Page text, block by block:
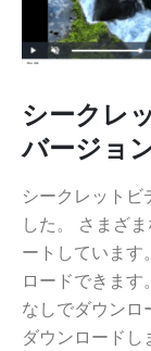
シークレ
バージョ
シークレットビ
した。 さまざ
ートしています
ロードできま
なしでダウンロ
ダウンロードし